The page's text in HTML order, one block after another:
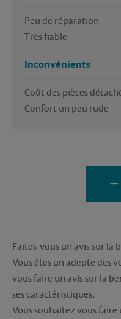
Peu de réparation
Très fiable
Inconvénients
Coût des pièces
Confort un peu rude
Faites-vous un avis sur la
Vous êtes un adepte des
vous faire un avis sur la
ses caractéristiques.
Vous souhaitez vous faire